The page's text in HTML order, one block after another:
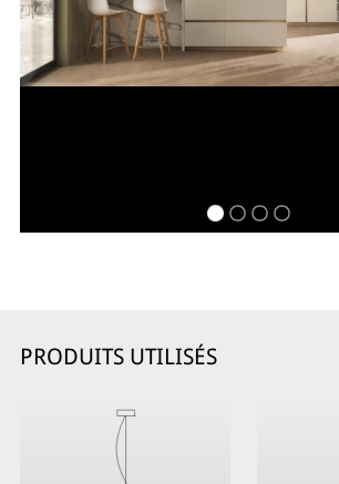
PRODUITS UTILISÉS